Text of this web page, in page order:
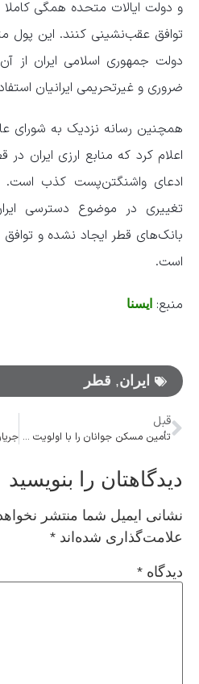
و دولت ایالات متحده همگی کاملا
توافق عقب‌نشینی کنند. این پول
دولت جمهوری اسلامی ایران از
ضروری و غیرتحریمی ایرانیان
همچنین رسانه نزدیک به شورای
اعلام کرد که منابع ارزی ایران
ادعای واشنگتن‌پست کذب است.
تغییری در موضوع دسترسی
بانک‌های قطر ایجاد نشده و
است.
منبع: ایسنا
ایران, قطر
قبل
تأمین مسکن جوانان را با اولویت دنبال می‌کنیم
دیدگاهتان را بنویسید
نشانی ایمیل شما منتشر
علامت‌گذاری شده‌اند *
دیدگاه *